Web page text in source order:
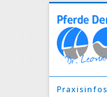
Praxisinfos